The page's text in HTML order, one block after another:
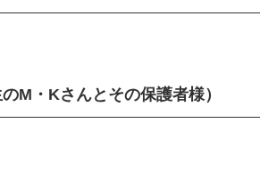
M・Kさんとその保護者様）